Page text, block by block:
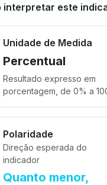
interpretar este
Unidade de Medida
Percentual
Resultado expresso em
porcentagem, de 0% a
Polaridade
Direção esperada do
indicador
Quanto menor,